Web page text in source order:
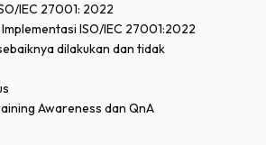
IEC 27001: 2022
ISO/IEC 27001:2022
dilakukan dan tidak
Awareness dan QnA